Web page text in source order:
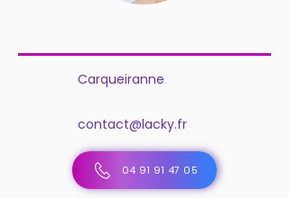
Carqueiranne
contact@lacky.fr
04 91 91 47 05